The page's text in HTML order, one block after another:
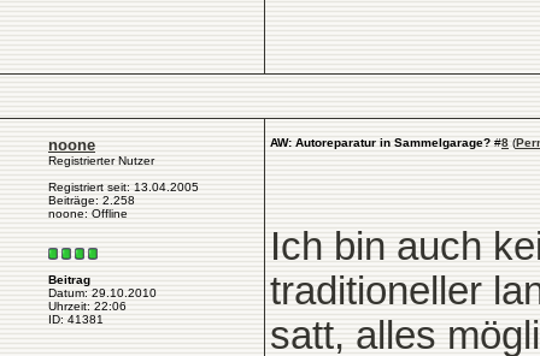
noone
Registrierter Nutzer
Registriert seit: 13.04.2005
Beiträge: 2.258
noone: Offline
Beitrag
Datum: 29.10.2010
Uhrzeit: 22:06
ID: 41381
AW: Autoreparatur in Sammelgarage? #8 (
Ich bin auch
traditioneller
satt, alles